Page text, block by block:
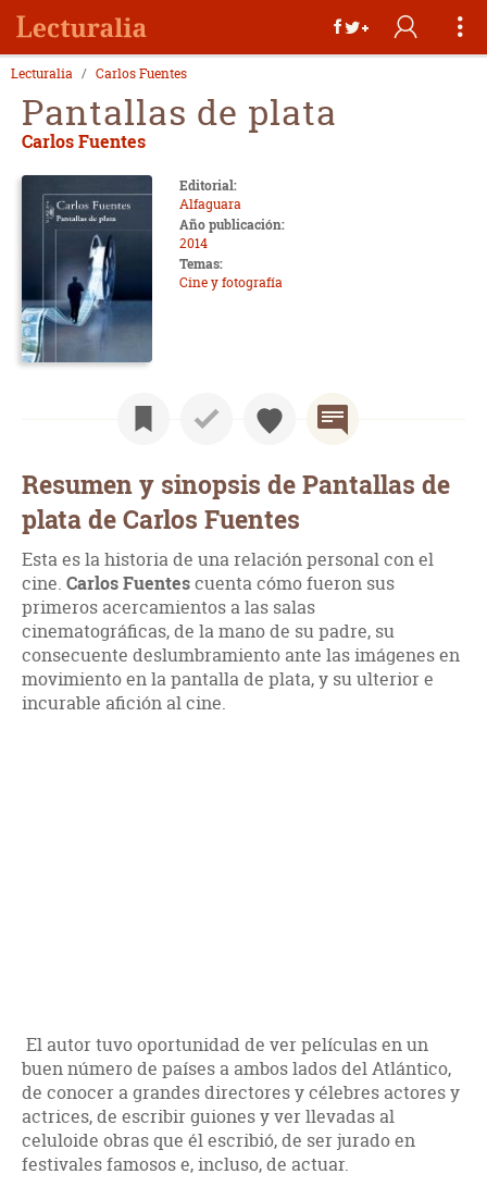
Lecturalia Carlos Fuentes
Pantallas de plata
Carlos Fuentes
Editorial:
Alfaguara
Año publicación:
2014
Temas:
Cine y fotografía
Resumen y sinopsis de Pantallas de
plata de Carlos Fuentes
Esta es la historia de una relación personal con el
cine. Carlos Fuentescuenta cómo fueron sus
primeros acercamientos a las salas
cinematográficas, de la mano de su padre, su
consecuente deslumbramiento ante las imágenes en
movimiento en la pantalla de plata, y su ulterior e
incurable afición al cine.
El autor tuvo oportunidad de ver películas en un
buen número de países a ambos lados del Atlántico,
de conocer a grandes directores y célebres actores y
actrices, de escribir guiones y ver llevadas al
celuloide obras que él escribió, de ser jurado en
festivales famosos e, incluso, de actuar.